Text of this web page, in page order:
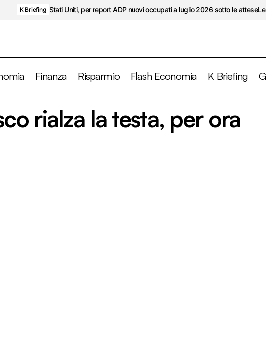
K Briefing Stati Uniti, per report ADP nuovi occupati a luglio 2026 sotto le attese
Finanza Risparmio Flash Economia K Briefing
K Briefing Il PIL tedesco rialza la testa, per ora
rialza la testa, per ora